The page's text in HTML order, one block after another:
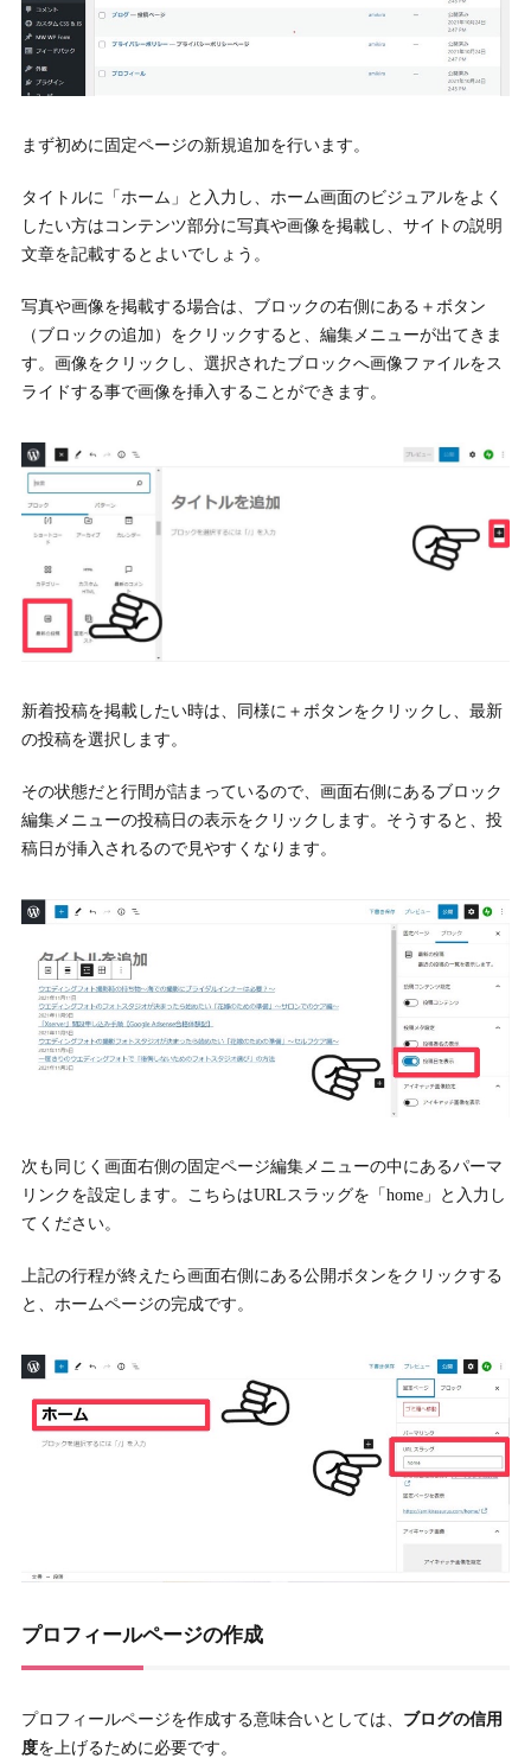
まず初めに固定ページの新規追加を行います。
タイトルに「ホーム」と入力し、ホーム画面のビジュアルをよく
したい方はコンテンツ部分に写真や画像を掲載し、サイトの説明
文章を記載するとよいでしょう。
写真や画像を掲載する場合は、ブロックの右側にある＋ボタン
（ブロックの追加）をクリックすると、編集メニューが出てきま
す。画像をクリックし、選択されたブロックへ画像ファイルをス
ライドする事で画像を挿入することができます。
新着投稿を掲載したい時は、同様に＋ボタンをクリックし、最新
の投稿を選択します。
その状態だと行間が詰まっているので、画面右側にあるブロック
編集メニューの投稿日の表示をクリックします。そうすると、投
稿日が挿入されるので見やすくなります。
次も同じく画面右側の固定ページ編集メニューの中にあるパーマ
リンクを設定します。こちらはURLスラッグを「home」と入力し
てください。
上記の行程が終えたら画面右側にある公開ボタンをクリックする
と、ホームページの完成です。
プロフィールページの作成
プロフィールページを作成する意味合いとしては、 ブログの信用
度を上げるために必要です。